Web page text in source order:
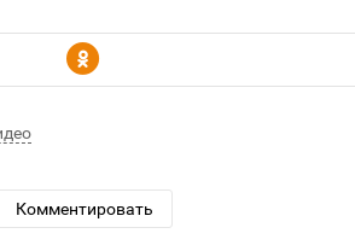
Y
Комментировать